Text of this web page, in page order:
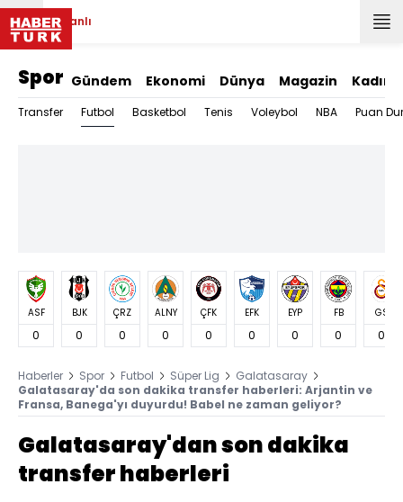
Canlı
Spor Gündem Ekonomi Dünya Magazin Kadın
Transfer Futbol Basketbol Tenis Voleybol NBA Puan
ASF
0
BJK
0
ÇRZ
0
ALNY
0
ÇFK
0
EFK
0
EYP
0
FB
0
GS
0
Haberler Spor Futbol Süper Lig
Galatasaray
Galatasaray'da son dakika transfer haberleri: Arjantin ve
Fransa, Banega'yı duyurdu! Babel ne zaman geliyor?
Galatasaray'dan son dakika
transfer haberleri